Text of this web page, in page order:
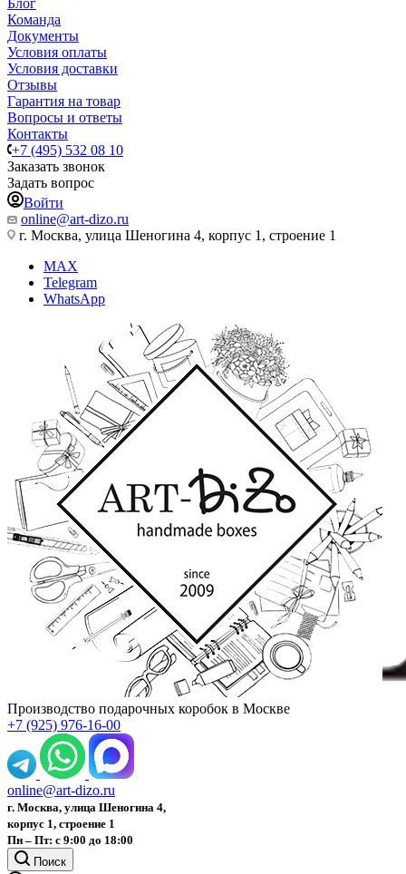
Блог
Команда
Документы
Условия оплаты
Условия доставки
Отзывы
Гарантия на товар
Вопросы и ответы
Контакты
+7 (495) 532 08 10
Заказать звонок
Задать вопрос
Войти
online@art-dizo.ru
г. Москва, улица Шеногина 4, корпус 1, строение 1
MAX
Telegram
WhatsApp
Производство подарочных коробок в Москве
+7 (925) 976-16-00
online@art-dizo.ru
г. Москва, улица Шеногина 4,
корпус 1, строение 1
Пн – Пт: с 9:00 до 18:00
Поиск